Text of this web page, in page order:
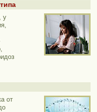
у
от